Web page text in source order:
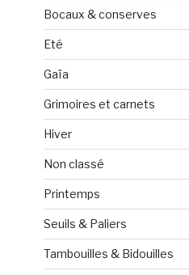
Bocaux & conserves
Eté
Gaïa
Grimoires et carnets
Hiver
Non classé
Printemps
Seuils & Paliers
Tambouilles & Bidouilles